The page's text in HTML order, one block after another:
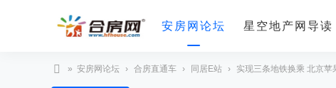
安房网论坛 星空地产网导读
» 安房网论坛 › 合房直通车 › 同居E站 › 实现三条地铁换乘 北京苹